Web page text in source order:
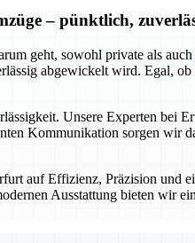
– pünktlich,
geht, sowohl private als
abgewickelt wird. Egal,
Unsere Experten bei
Kommunikation sorgen wir
auf Effizienz, Präzision und
Ausstattung bieten wir